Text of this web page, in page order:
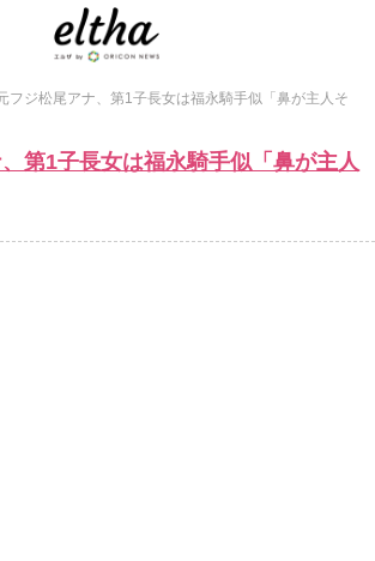
フジ松尾アナ、第1子長女は福永騎手似「鼻が主人そ
第1子長女は福永騎手似「鼻が主人